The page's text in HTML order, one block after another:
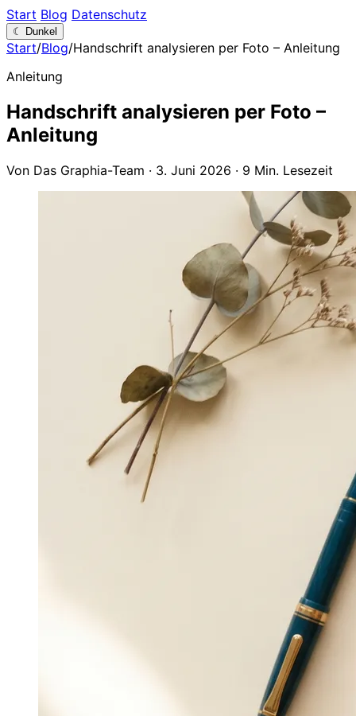
Start Blog Datenschutz
☾ Dunkel
Start/Blog/Handschrift analysieren per Foto – Anleitung
Anleitung
Handschrift analysieren per Foto –
Anleitung
Von Das Graphia-Team · 3. Juni 2026 · 9 Min. Lesezeit